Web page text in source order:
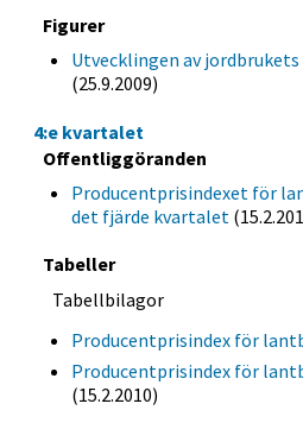
Figurer
Utvecklingen av jordbrukets
(25.9.2009)
4:e kvartalet
Offentliggöranden
Producentprisindexet för
det fjärde kvartalet
Tabeller
Tabellbilagor
Producentprisindex för
Producentprisindex för
(15.2.2010)